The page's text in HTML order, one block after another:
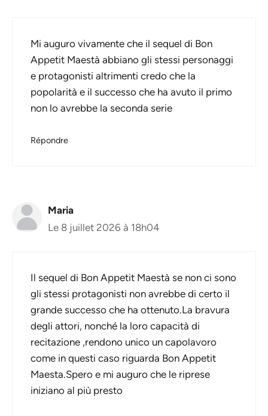
Mi auguro vivamente che il sequel di Bon
Appetit Maestà abbiano gli stessi personaggi
e protagonisti altrimenti credo che la
popolarità e il successo che ha avuto il primo
non lo avrebbe la seconda serie
Répondre
Maria
Le 8 juillet 2026 à 18h04
Il sequel di Bon Appetit Maestà se non ci sono
gli stessi protagonisti non avrebbe di certo il
grande successo che ha ottenuto.La bravura
degli attori, nonché la loro capacità di
recitazione ,rendono unico un capolavoro
come in questi caso riguarda Bon Appetit
Maesta.Spero e mi auguro che le riprese
iniziano al più presto